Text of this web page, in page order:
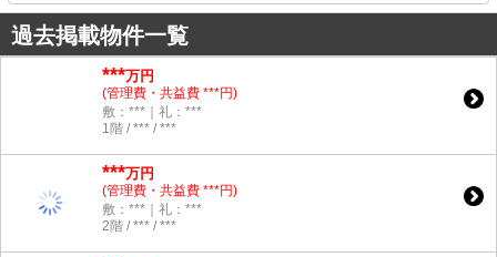
過去掲載物件一覧
***万円
(管理費・共益費 ***円)
敷：***｜礼：***
1階 / *** / ***
***万円
(管理費・共益費 ***円)
敷：***｜礼：***
2階 / *** / ***